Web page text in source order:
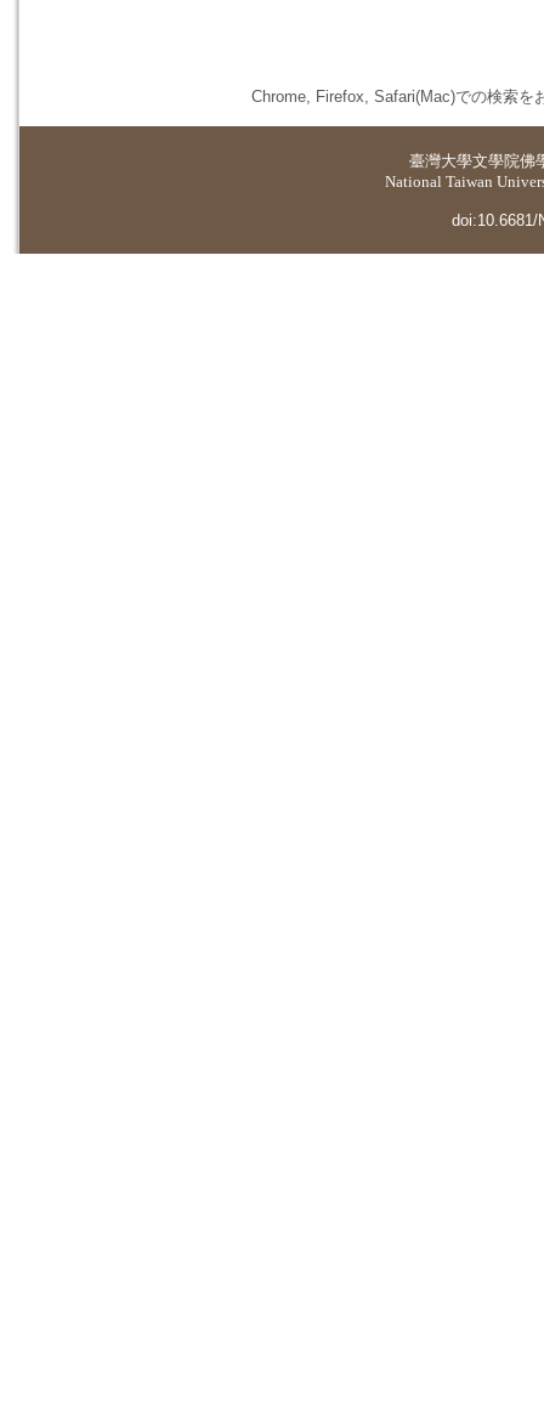
Chrome, Firefox, Safari(Mac)での検索を
臺灣大學文學院佛
National Taiwan
doi:10.6681/